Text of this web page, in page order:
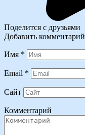
Поделится с друзьями
Добавить комментарий
Имя *
Email *
Сайт
Комментарий